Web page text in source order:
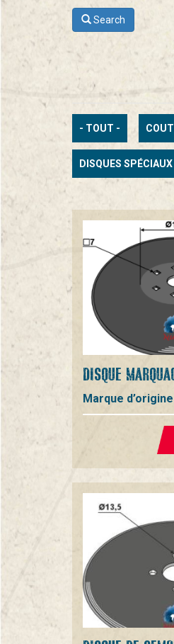
Search
- TOUT -
DISQUES SPÉCIAUX
DISQUE
Marque d’origine